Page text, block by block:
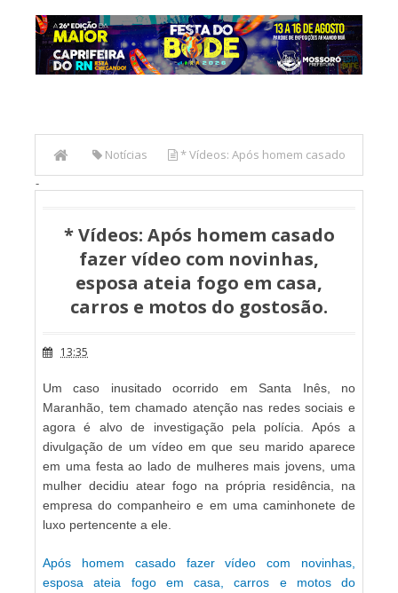
Notícias * Vídeos: Após homem casado
fazer vídeo com novinhas, esposa ateia fogo em casa,
-
* Vídeos: Após homem casado
fazer vídeo com novinhas,
esposa ateia fogo em casa,
carros e motos do gostosão.
13:35
Um caso inusitado ocorrido em Santa Inês, no
Maranhão, tem chamado atenção nas redes sociais e
agora é alvo de investigação pela polícia. Após a
divulgação de um vídeo em que seu marido aparece
em uma festa ao lado de mulheres mais jovens, uma
mulher decidiu atear fogo na própria residência, na
empresa do companheiro e em uma caminhonete de
luxo pertencente a ele.
Após homem casado fazer vídeo com novinhas,
esposa ateia fogo em casa, carros e motos do